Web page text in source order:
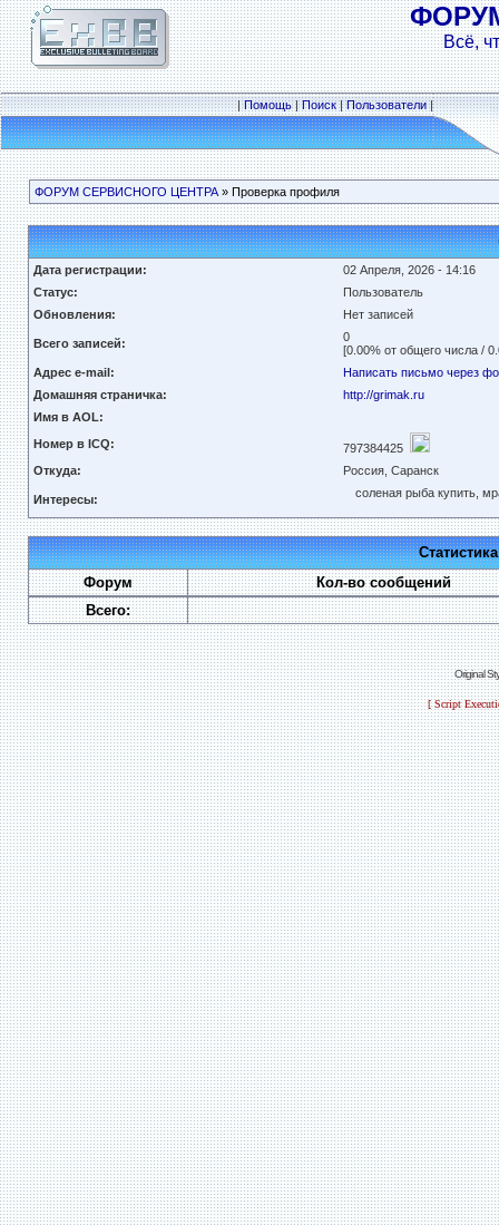
Всё,
|Помощь|Поиск|Пользователи|
ФОРУМ СЕРВИСНОГО ЦЕНТРА» Проверка профиля
Дата регистрации:
02 Апреля, 2026 - 14:16
Статус:
Пользователь
Обновления:
Нет записей
Всего записей:
0
[0.00% от общего числа /
Адрес e-mail:
Написать письмо через
Домашняя страничка:
http://grimak.ru
Имя в AOL:
Номер в ICQ:
797384425
Откуда:
Россия, Саранск
Интересы: соленая рыба купить,
Форум
Кол-во сообщений
Всего:
Original
[ Script